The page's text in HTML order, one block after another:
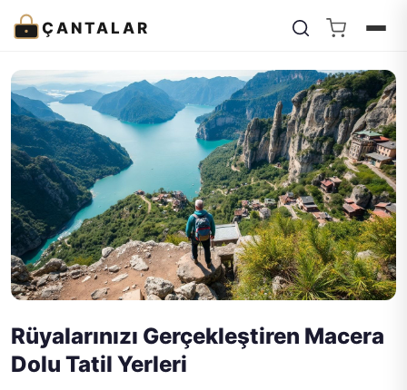
ÇANTALAR
Rüyalarınızı Gerçekleştiren Macera
Dolu Tatil Yerleri